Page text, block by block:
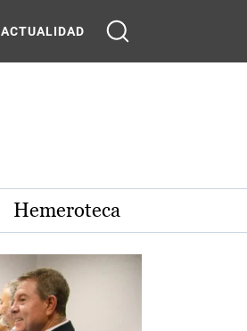
ACTUALIDAD
Hemeroteca